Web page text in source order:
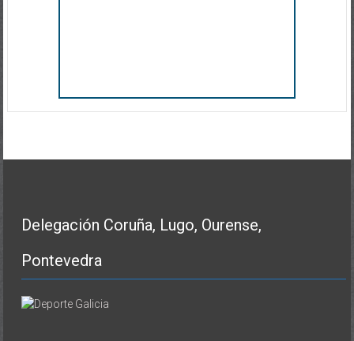
Delegación Coruña, Lugo, Ourense,
Pontevedra